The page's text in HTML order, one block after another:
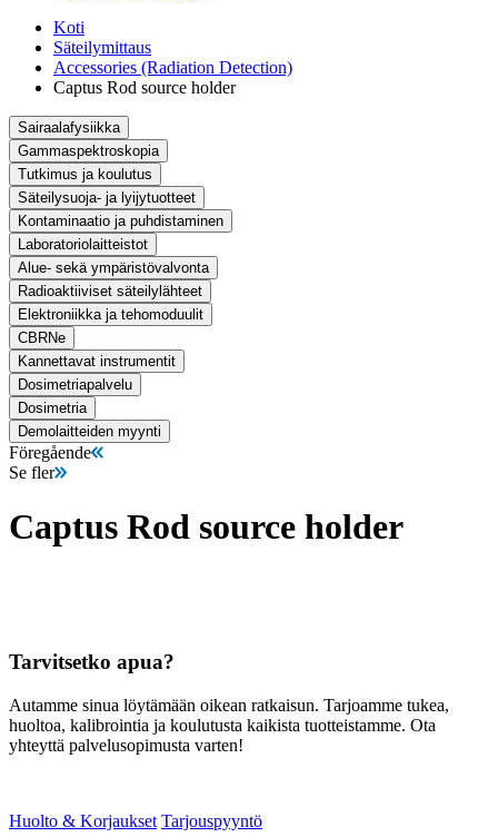
Koti
Säteilymittaus
Accessories (Radiation Detection)
Captus Rod source holder
Sairaalafysiikka
Gammaspektroskopia
Tutkimus ja koulutus
Säteilysuoja- ja lyijytuotteet
Kontaminaatio ja puhdistaminen
Laboratoriolaitteistot
Alue- sekä ympäristövalvonta
Radioaktiiviset säteilylähteet
Elektroniikka ja tehomoduulit
CBRNe
Kannettavat instrumentit
Dosimetriapalvelu
Dosimetria
Demolaitteiden myynti
Föregående
Se fler
Captus Rod source holder
Tarvitsetko apua?
Autamme sinua löytämään oikean ratkaisun. Tarjoamme tukea,
huoltoa, kalibrointia ja koulutusta kaikista tuotteistamme. Ota
yhteyttä palvelusopimusta varten!
Huolto & Korjaukset Tarjouspyyntö